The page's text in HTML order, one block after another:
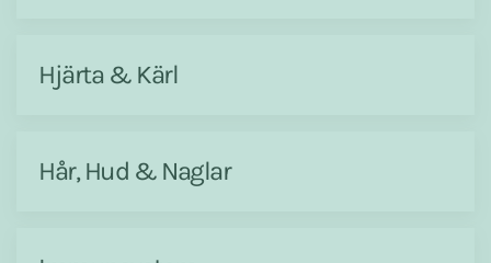
Hjärta & Kärl
Hår, Hud & Naglar